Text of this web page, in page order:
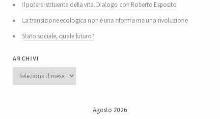
Il potere istituente della vita. Dialogo con Roberto Esposito
La transizione ecologica non è una riforma ma una rivoluzione
Stato sociale, quale futuro?
archivi
Archivi
Agosto 2026